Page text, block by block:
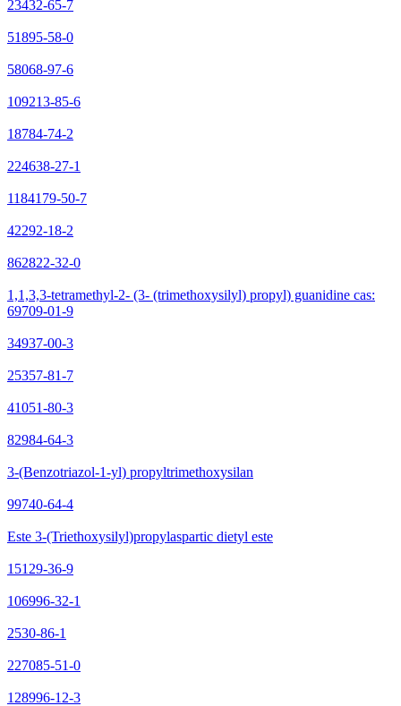
23432-65-7
51895-58-0
58068-97-6
109213-85-6
18784-74-2
224638-27-1
1184179-50-7
42292-18-2
862822-32-0
1,1,3,3-tetramethyl-2- (3- (trimethoxysilyl) propyl) guanidine cas:
69709-01-9
34937-00-3
25357-81-7
41051-80-3
82984-64-3
3-(Benzotriazol-1-yl) propyltrimethoxysilan
99740-64-4
Este 3-(Triethoxysilyl)propylaspartic dietyl este
15129-36-9
106996-32-1
2530-86-1
227085-51-0
128996-12-3